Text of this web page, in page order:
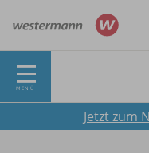
MENÜ
Jetzt zum